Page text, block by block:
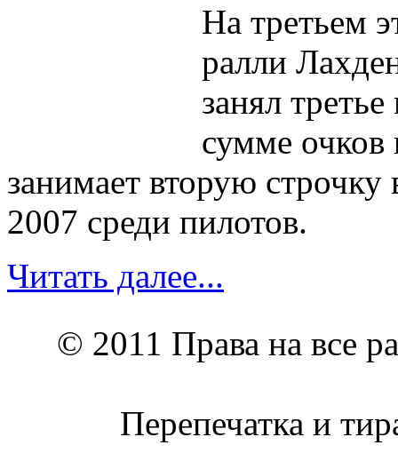
На третьем
ралли
занял
сумме очков
занимает вторую строчку
2007 среди пилотов.
Читать далее...
© 2011 Права на все
Перепечатка и